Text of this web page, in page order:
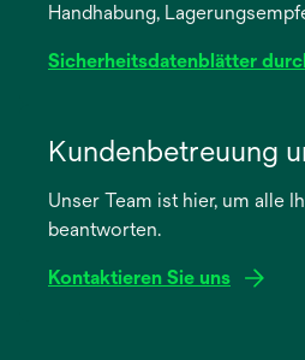
Registerkarte
Handhabung,
Sicherheitsdatenblätter
neuen
Registerkarte
Kundenbetreuung
Unser Team ist hier, um alle
beantworten.
Kontaktieren Sie uns